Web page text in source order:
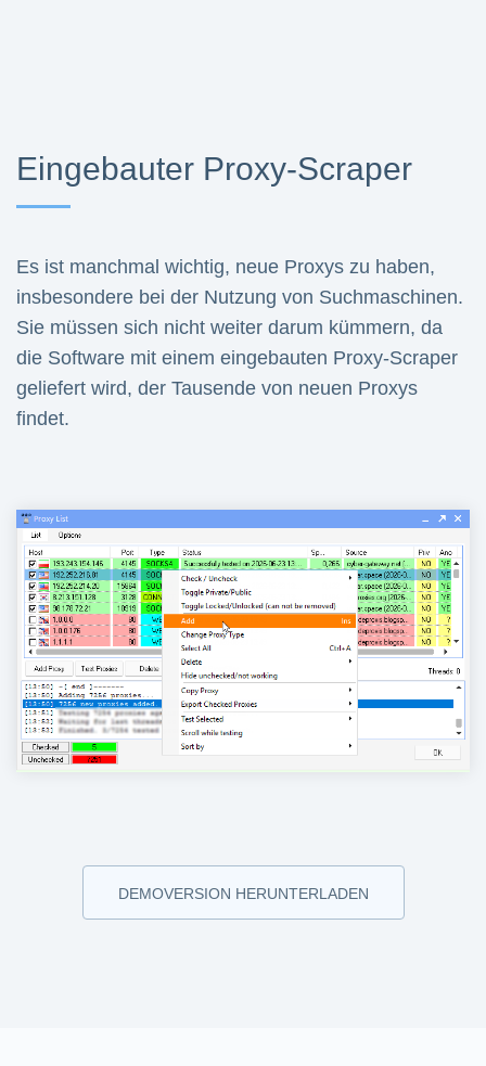
Eingebauter Proxy-Scraper
Es ist manchmal wichtig, neue Proxys zu haben,
insbesondere bei der Nutzung von Suchmaschinen.
Sie müssen sich nicht weiter darum kümmern, da
die Software mit einem eingebauten Proxy-Scraper
geliefert wird, der Tausende von neuen Proxys
findet.
DEMOVERSION HERUNTERLADEN